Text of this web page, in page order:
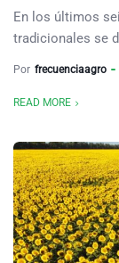
En los últimos
tradicionales se
Por frecuenciaagro
READ MORE